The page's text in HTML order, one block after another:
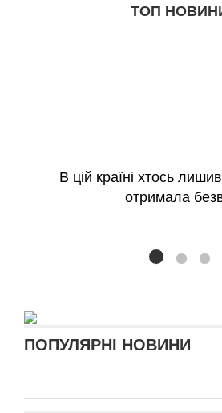
ТОП
В цій країні хтось
отримала
ПОПУЛЯРНІ НОВИНИ